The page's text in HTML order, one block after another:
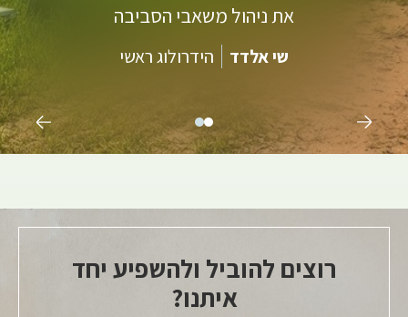
את ניהול משאבי הסביבה
שי אלדד הידרולוג ראשי
גל וולפסון מנהל פרויקטים
רוצים להוביל ולהשפיע יחד
איתנו?